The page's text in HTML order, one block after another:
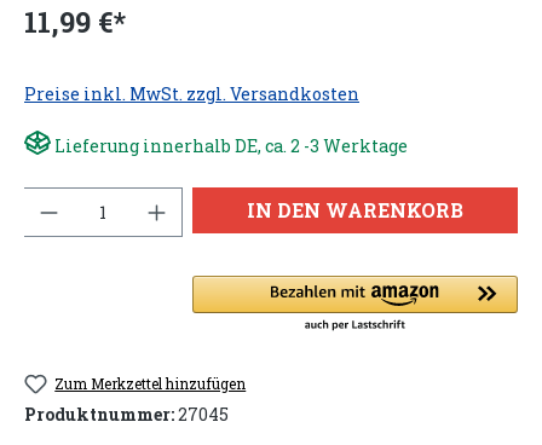
11,99 €*
Preise inkl. MwSt. zzgl. Versandkosten
Lieferung innerhalb DE, ca. 2 -3 Werktage
IN DEN WARENKORB
Zum Merkzettel hinzufügen
Produktnummer:27045